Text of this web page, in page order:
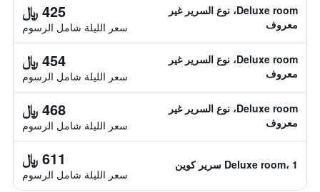
Deluxe room، نوع السرير غير
معروف
425 ﷼
سعر الليلة شامل الرسوم
Deluxe room، نوع السرير غير
معروف
454 ﷼
سعر الليلة شامل الرسوم
Deluxe room، نوع السرير غير
معروف
468 ﷼
سعر الليلة شامل الرسوم
Deluxe room، 1 سرير كوين 611 ﷼
سعر الليلة شامل الرسوم